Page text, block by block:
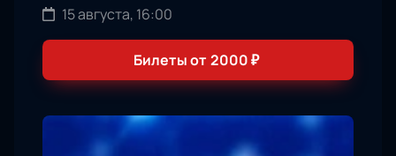
15 августа, 16:00
Билеты от2000₽